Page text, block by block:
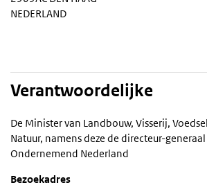
NEDERLAND
Verantwoordelijke
De Minister van Landbouw, Visserij,
Natuur, namens deze de directeur-
Ondernemend Nederland
Bezoekadres